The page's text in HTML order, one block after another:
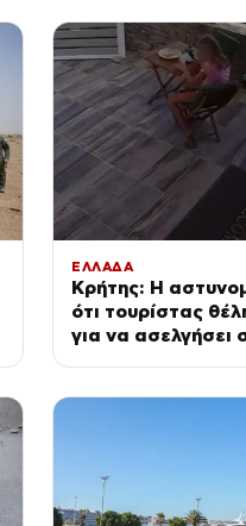
ΕΛΛΑΔΑ
Κρήτης: Η
ότι τουρίστας
για να ασελγήσει